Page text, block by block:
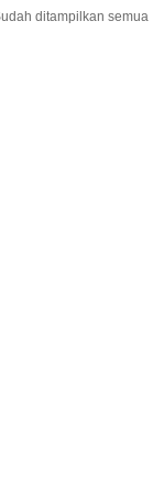
ditampilkan semua